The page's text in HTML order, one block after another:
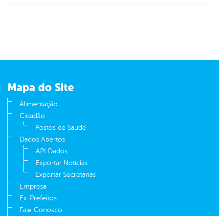
Mapa do Site
Alimentação
Cidadão
Postos de Saude
Dados Abertos
API Dados
Exportar Notícias
Exportar Secretarias
Empresa
Ex-Prefeitos
Fale Conosco